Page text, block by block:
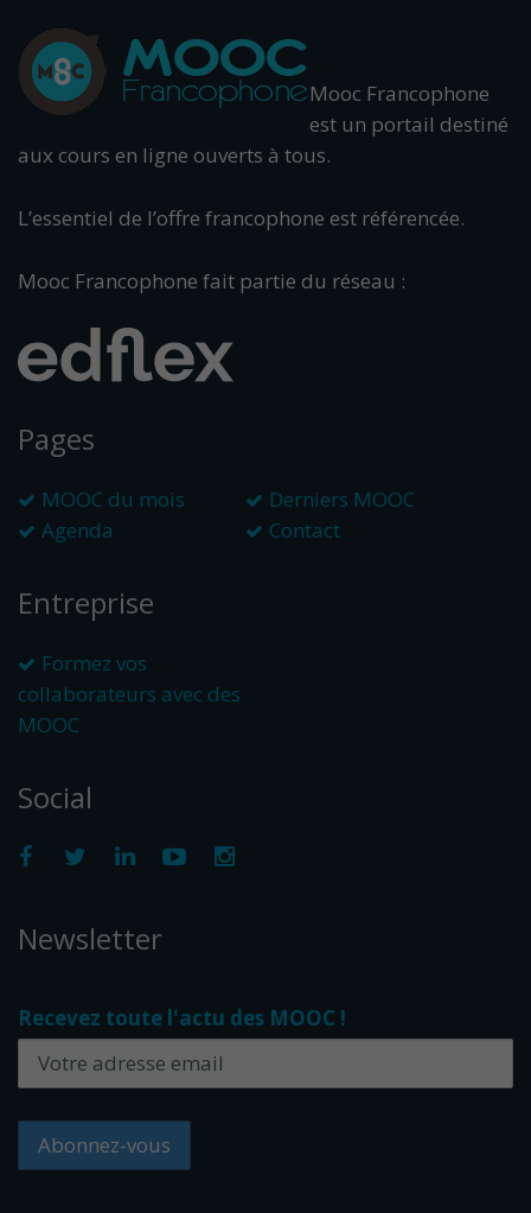
Mooc Francophone
est un portail destiné
aux cours en ligne ouverts à tous.
L’essentiel de l’offre francophone est référencée.
Mooc Francophone fait partie du réseau :
Pages
MOOC du mois
Derniers MOOC
Agenda
Contact
Entreprise
Formez vos
collaborateurs avec des
MOOC
Social
Newsletter
Recevez toute l'actu des MOOC !